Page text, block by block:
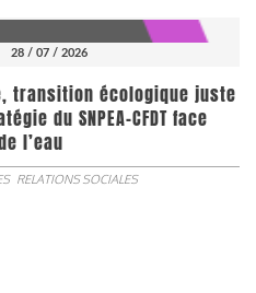
28 / 07 / 2026
transition écologique juste
du SNPEA-CFDT face
l’eau
RELATIONS SOCIALES